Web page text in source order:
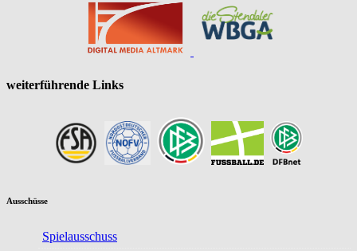
weiterführende Links
Ausschüsse
Spielausschuss